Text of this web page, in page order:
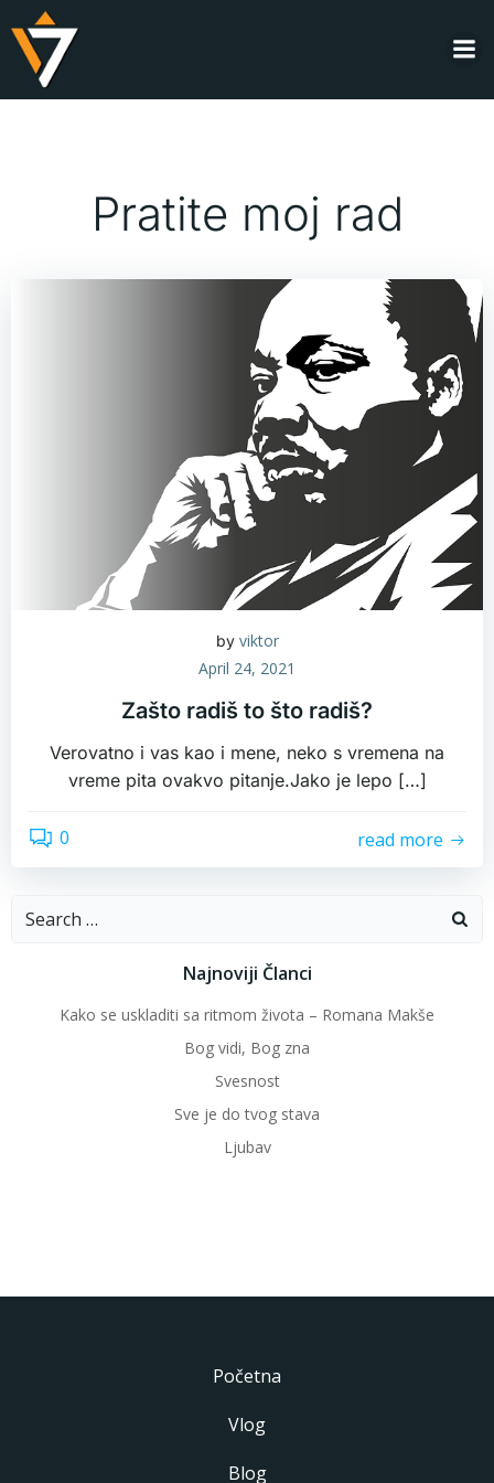
Pratite moj rad
by viktor
April 24, 2021
Zašto radiš to što radiš?
Verovatno i vas kao i mene, neko s vremena na
vreme pita ovakvo pitanje.Jako je lepo […]
0 read more
Search
Najnoviji Članci
Kako se uskladiti sa ritmom života – Romana Makše
Bog vidi, Bog zna
Svesnost
Sve je do tvog stava
Ljubav
Početna
Vlog
Blog